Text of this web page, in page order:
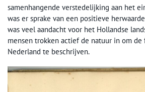
samenhangende verstedelijking aan het
was er sprake van een positieve
was veel aandacht voor het Hollandse
mensen trokken actief de natuur in om de
Nederland te beschrijven.